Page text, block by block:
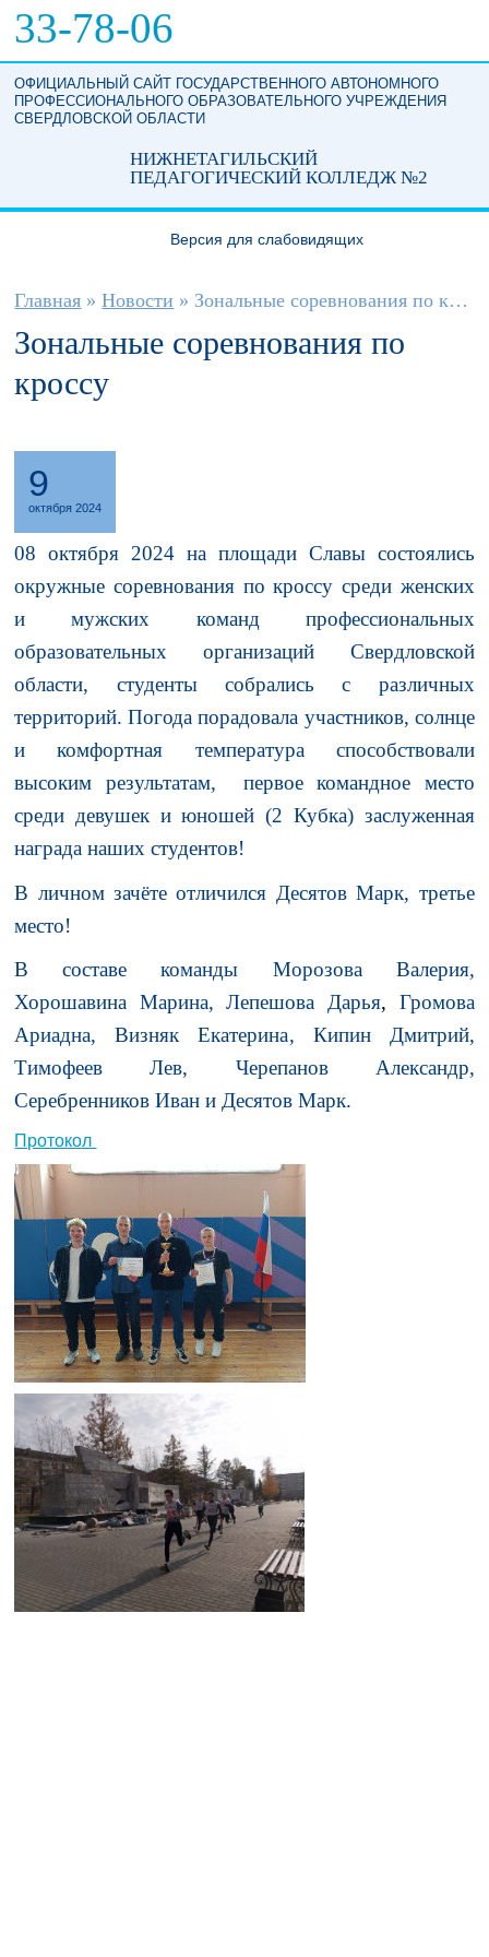
33-78-06
ОФИЦИАЛЬНЫЙ САЙТ ГОСУДАРСТВЕННОГО АВТОНОМНОГО
ПРОФЕССИОНАЛЬНОГО ОБРАЗОВАТЕЛЬНОГО УЧРЕЖДЕНИЯ
СВЕРДЛОВСКОЙ ОБЛАСТИ
НИЖНЕТАГИЛЬСКИЙ
ПЕДАГОГИЧЕСКИЙ КОЛЛЕДЖ №2
Версия для слабовидящих
Вы здесь
Главная » Новости » Зональные соревнования по кроссу
Зональные соревнования по
кроссу
9
октября 2024
08 октября 2024 на площади Славы состоялись
окружные соревнования по кроссу среди женских
и мужских команд профессиональных
образовательных организаций Свердловской
области, студенты собрались с различных
территорий. Погода порадовала участников, солнце
и комфортная температура способствовали
высоким результатам, первое командное место
среди девушек и юношей (2 Кубка) заслуженная
награда наших студентов!
В личном зачёте отличился Десятов Марк, третье
место!
В составе команды Морозова Валерия,
Хорошавина Марина, Лепешова Дарья, Громова
Ариадна,Визняк Екатерина, Кипин Дмитрий,
Тимофеев Лев, Черепанов Александр,
Серебренников Иван и Десятов Марк.
Протокол